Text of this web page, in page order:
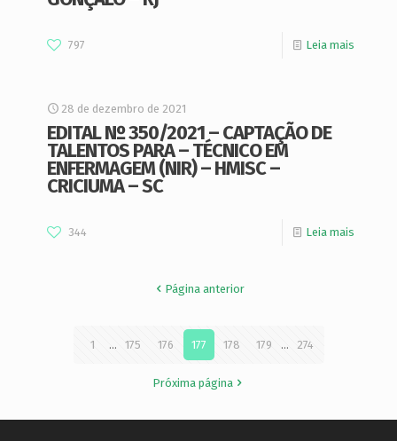
797 Leia mais
28 de dezembro de 2021
EDITAL Nº 350/2021 – CAPTAÇÃO DE
TALENTOS PARA – TÉCNICO EM
ENFERMAGEM (NIR) – HMISC –
CRICIUMA – SC
344 Leia mais
Página anterior
1 ... 175 176 177 178 179 ... 274
Próxima página